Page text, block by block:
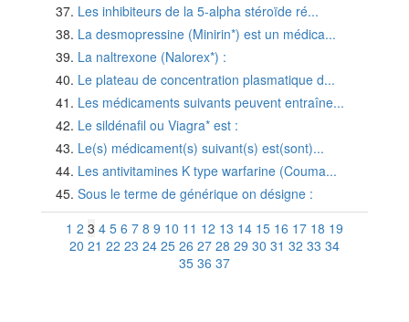
Les inhibiteurs de la 5-alpha stéroïde ré...
La desmopressine (Minirin*) est un médica...
La naltrexone (Nalorex*) :
Le plateau de concentration plasmatique d...
Les médicaments suivants peuvent entraîne...
Le sildénafil ou Viagra* est :
Le(s) médicament(s) suivant(s) est(sont)...
Les antivitamines K type warfarine (Couma...
Sous le terme de générique on désigne :
1 2 3 4 5 6 7 8 9 10 11 12 13 14 15 16 17 18 19
20 21 22 23 24 25 26 27 28 29 30 31 32 33 34
35 36 37